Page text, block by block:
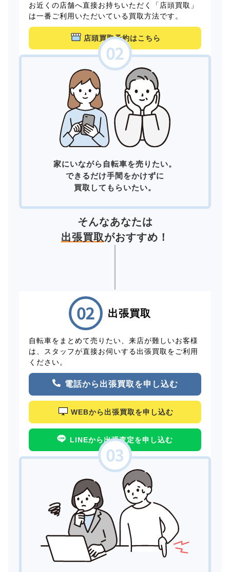
お近くの店舗へ直接お持ちいただく「店頭買取」
は一番ご利用いただいている買取方法です。
店頭買取予約はこちら
家にいながら自転車を売りたい。
できるだけ手間をかけずに
買取してもらいたい。
そんなあなたは
出張買取がおすすめ！
出張買取
自転車をまとめて売りたい、来店が難しいお客様
は、スタッフが直接お伺いする出張買取をご利用
ください。
電話から出張買取を申し込む
WEBから出張買取を申し込む
LINEから出張査定を申し込む